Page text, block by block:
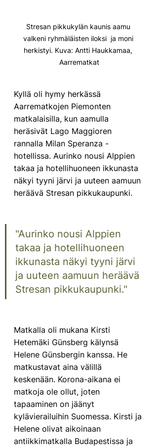
Stresan pikkukylän kaunis aamu
valkeni ryhmäläisten iloksi  ja moni
herkistyi. Kuva: Antti Haukkamaa,
Aarrematkat
Kyllä oli hymy herkässä
Aarrematkojen Piemonten
matkalaisilla, kun aamulla
heräsivät Lago Maggioren
rannalla Milan Speranza -
hotellissa. Aurinko nousi Alppien
takaa ja hotellihuoneen ikkunasta
näkyi tyyni järvi ja uuteen aamuun
heräävä Stresan pikkukaupunki.
"Aurinko nousi Alppien
takaa ja hotellihuoneen
ikkunasta näkyi tyyni järvi
ja uuteen aamuun heräävä
Stresan pikkukaupunki."
Matkalla oli mukana Kirsti
Hetemäki Günsberg kälynsä
Helene Günsbergin kanssa. He
matkustavat aina välillä
keskenään. Korona-aikana ei
matkoja ole ollut, joten
tapaaminen on jäänyt
kylävierailuihin Suomessa. Kirsti ja
Helene olivat aikoinaan
antiikkimatkalla Budapestissa ja